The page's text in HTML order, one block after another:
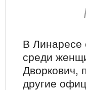
В Линаресе
среди
Дворкович,
другие